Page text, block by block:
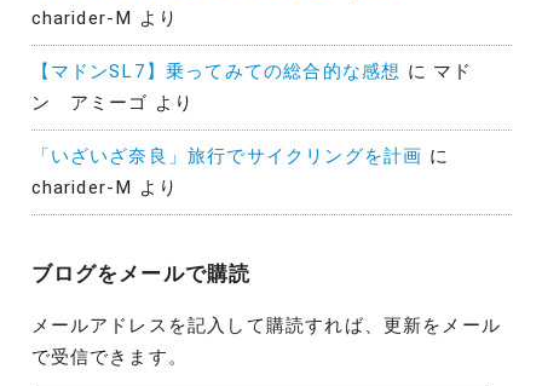
charider-M
より
【マドンSL7】乗ってみての総合的な感想 に マド
ン アミーゴ より
「いざいざ奈良」旅行でサイクリングを計画 に
charider-M
より
ブログをメールで購読
メールアドレスを記入して購読すれば、更新をメール
で受信できます。